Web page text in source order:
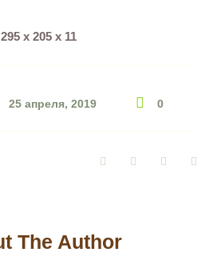
295 х 205 х 11
25 апреля, 2019 0
FacebookTwitter Google+
The Author